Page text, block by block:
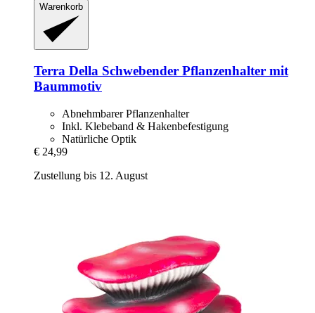
Warenkorb
Terra Della Schwebender Pflanzenhalter mit
Baummotiv
Abnehmbarer Pflanzenhalter
Inkl. Klebeband & Hakenbefestigung
Natürliche Optik
€ 24,99
Zustellung bis 12. August